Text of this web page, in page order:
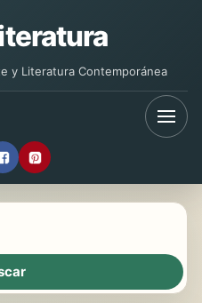
y Literatura Contemporánea